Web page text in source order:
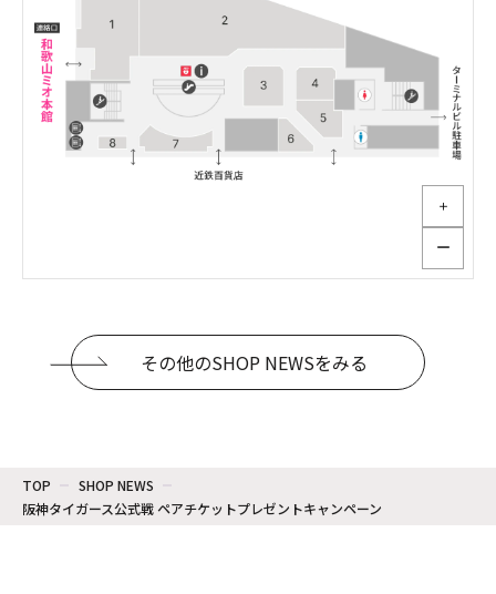
＋
ー
その他のSHOP NEWSをみる
TOP
SHOP NEWS
阪神タイガース公式戦 ペアチケットプレゼントキャンペーン